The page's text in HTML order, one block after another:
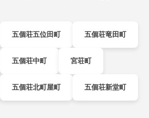
五個荘五位田町 五個荘竜田町
五個荘中町 宮荘町
五個荘北町屋町 五個荘新堂町